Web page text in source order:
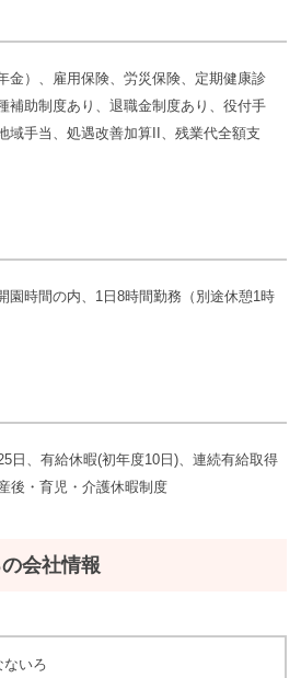
金）、雇用保険、労災保険、定期健康診
補助制度あり、退職金制度あり、役付手
域手当、処遇改善加算II、残業代全額支
時間の内、1日8時間勤務（別途休憩1時
日、有給休暇(初年度10日)、連続有給取得
後・育児・介護休暇制度
会社情報
ないろ